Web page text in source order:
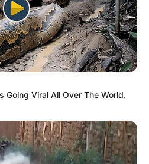
Going Viral All Over The World.